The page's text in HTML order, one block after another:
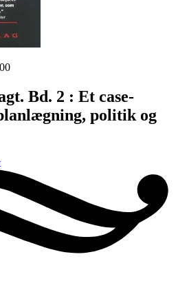
Bd. 2 : Et case-
politik og